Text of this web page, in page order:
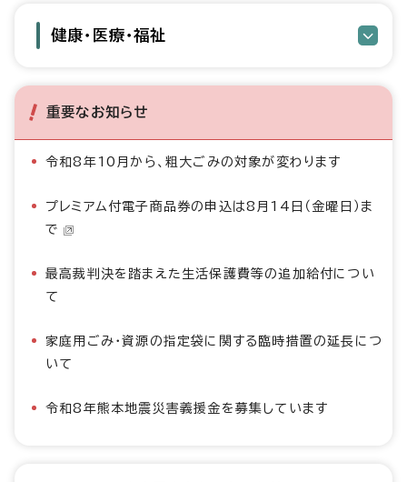
健康・医療・福祉
重要なお知らせ
令和8年10月から、粗大ごみの対象が変わります
プレミアム付電子商品券の申込は8月14日（金曜日）ま
で
最高裁判決を踏まえた生活保護費等の追加給付につい
て
家庭用ごみ・資源の指定袋に関する臨時措置の延長につ
いて
令和8年熊本地震災害義援金を募集しています